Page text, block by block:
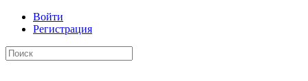
Войти
Регистрация